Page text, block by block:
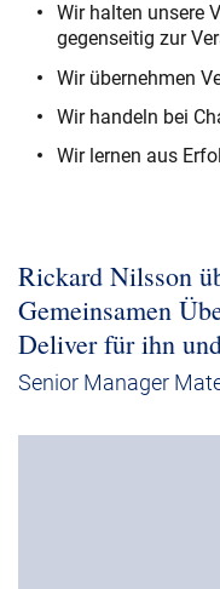
Wir halten unsere
gegenseitig zur
Wir übernehmen
Wir handeln bei
Wir lernen aus
Rickard Nilsson
Gemeinsamen
Deliver für ihn
Senior Manager